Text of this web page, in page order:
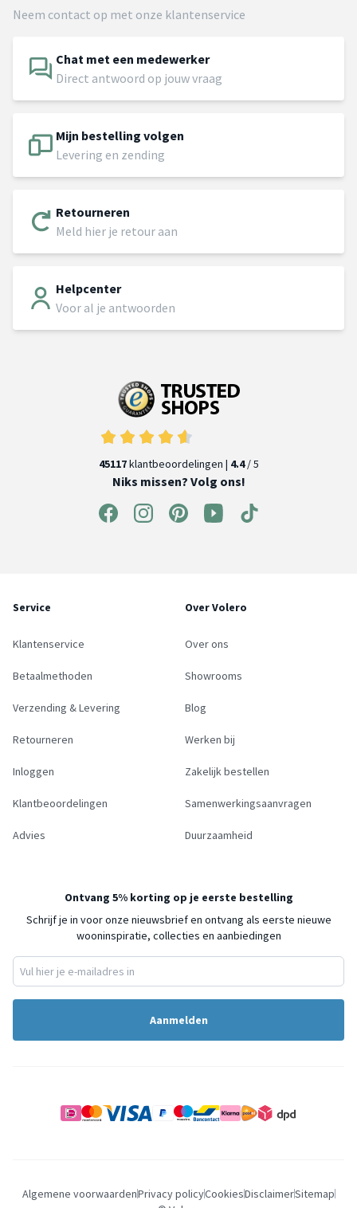
Neem contact op met onze klantenservice
Chat met een medewerker
Direct antwoord op jouw vraag
Mijn bestelling volgen
Levering en zending
Retourneren
Meld hier je retour aan
Helpcenter
Voor al je antwoorden
45117klantbeoordelingen | 4.4/ 5
Niks missen? Volg ons!
Service
Klantenservice
Betaalmethoden
Verzending & Levering
Retourneren
Inloggen
Klantbeoordelingen
Advies
Over Volero
Over ons
Showrooms
Blog
Werken bij
Zakelijk bestellen
Samenwerkingsaanvragen
Duurzaamheid
Ontvang 5% korting op je eerste bestelling
Schrijf je in voor onze nieuwsbrief en ontvang als eerste nieuwe
wooninspiratie, collecties en aanbiedingen
Aanmelden
Algemene voorwaardenPrivacy policyCookiesDisclaimerSitemap